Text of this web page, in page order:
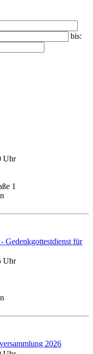
bis:
Uhr
1
Gedenkgottestdienst für
Uhr
2026